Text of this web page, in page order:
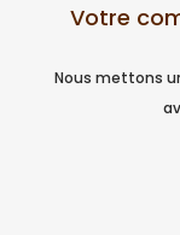
Votre
Nous mettons